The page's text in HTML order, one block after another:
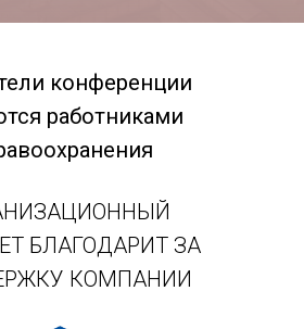
конференции
работниками
БЛАГОДАРИТ ЗА
КОМПАНИИ